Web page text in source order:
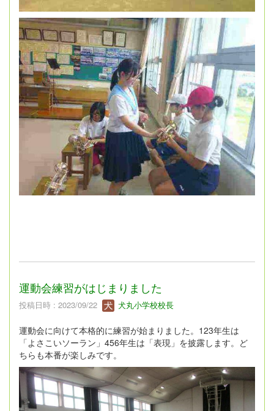
運動会練習がはじまりました
投稿日時 : 2023/09/22 犬丸小学校校長
運動会に向けて本格的に練習が始まりました。123年生は
「よさこいソーラン」456年生は「表現」を披露します。ど
ちらも本番が楽しみです。